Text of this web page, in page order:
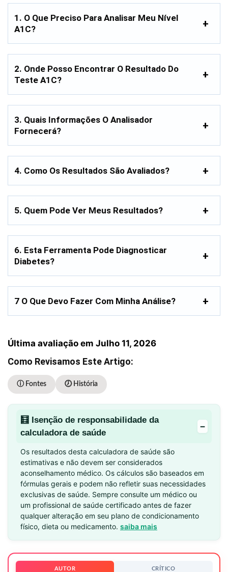
1. O Que Preciso Para Analisar Meu Nível
A1C?
2. Onde Posso Encontrar O Resultado Do
Teste A1C?
3. Quais Informações O Analisador
Fornecerá?
4. Como Os Resultados São Avaliados?
5. Quem Pode Ver Meus Resultados?
6. Esta Ferramenta Pode Diagnosticar
Diabetes?
7 O Que Devo Fazer Com Minha Análise?
Última avaliação em Julho 11, 2026
Como Revisamos Este Artigo:
ⓘ Fontes 🕖 História
🧮 Isenção de responsabilidade da
calculadora de saúde
−
Os resultados desta calculadora de saúde são
estimativas e não devem ser considerados
aconselhamento médico. Os cálculos são baseados em
fórmulas gerais e podem não refletir suas necessidades
exclusivas de saúde. Sempre consulte um médico ou
um profissional de saúde certificado antes de fazer
qualquer alteração em seu plano de condicionamento
físico, dieta ou medicamento. saiba mais
AUTOR CRÍTICO